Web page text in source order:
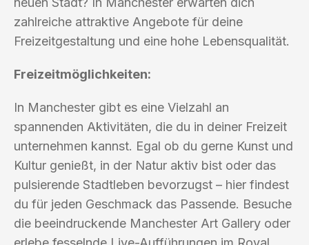
zahlreiche attraktive Angebote für deine
Freizeitgestaltung und eine hohe Lebensqualität.
Freizeitmöglichkeiten:
In Manchester gibt es eine Vielzahl an
spannenden Aktivitäten, die du in deiner Freizeit
unternehmen kannst. Egal ob du gerne Kunst und
Kultur genießt, in der Natur aktiv bist oder das
pulsierende Stadtleben bevorzugst – hier findest
du für jeden Geschmack das Passende. Besuche
die beeindruckende Manchester Art Gallery oder